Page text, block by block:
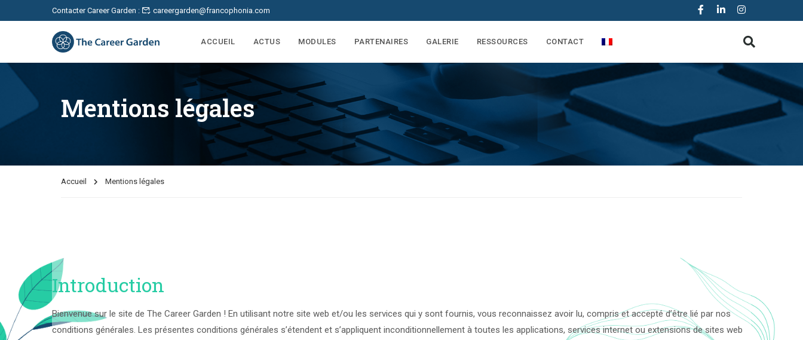
Contacter Career Garden : careergarden@francophonia.com
ACCUEIL ACTUS MODULES PARTENAIRES GALERIE RESSOURCES CONTACT
Mentions légales
Accueil Mentions légales
Introduction
Bienvenue sur le site de The Career Garden ! En utilisant notre site web et/ou les services qui y sont fournis, vous reconnaissez avoir lu, compris et accepté d’être lié par nos
conditions générales. Les présentes conditions générales s’étendent et s’appliquent inconditionnellement à toutes les applications, services internet ou extensions de sites web